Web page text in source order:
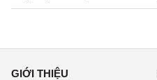
GIỚI THIỆU